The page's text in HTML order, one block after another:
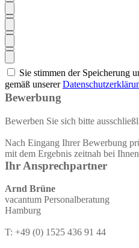
Sie stimmen der Speicherung
gemäß unserer
Bewerbung
Bewerben Sie sich bitte
Nach Eingang Ihrer Bewerbung
mit dem Ergebnis zeitnah bei
Ihr Ansprechpartner
Arnd Brüne
vacantum Personalberatung
Hamburg
T: +49 (0) 1525 436 91 44